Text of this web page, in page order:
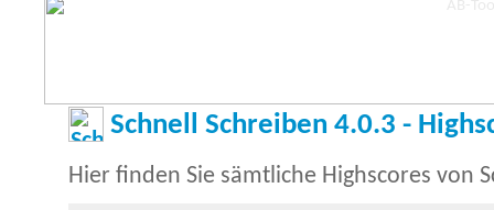
Schnell Schreiben 4.0.3 -
Hier finden Sie sämtliche Highscores von